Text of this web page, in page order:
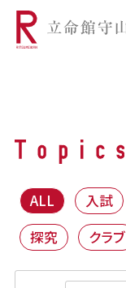
ALL 入試
探究
クラブ